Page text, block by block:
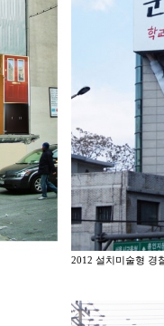
2012 설치미술형 경